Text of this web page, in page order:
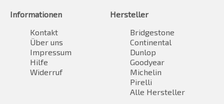
Informationen
Kontakt
Über uns
Impressum
Hilfe
Widerruf
Hersteller
Bridgestone
Continental
Dunlop
Goodyear
Michelin
Pirelli
Alle Hersteller